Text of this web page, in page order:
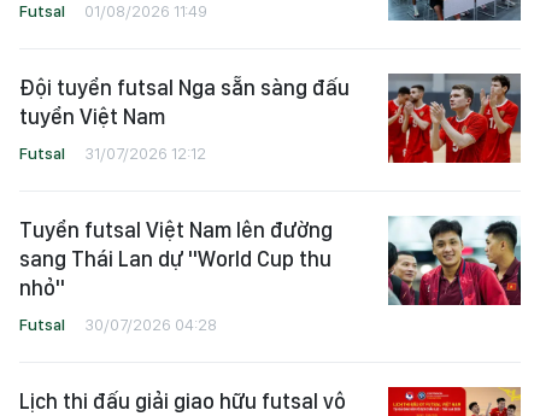
Futsal 01/08/2026 11:49
Đội tuyển futsal Nga sẵn sàng đấu
tuyển Việt Nam
Futsal 31/07/2026 12:12
Tuyển futsal Việt Nam lên đường
sang Thái Lan dự "World Cup thu
nhỏ"
Futsal 30/07/2026 04:28
Lịch thi đấu giải giao hữu futsal vô